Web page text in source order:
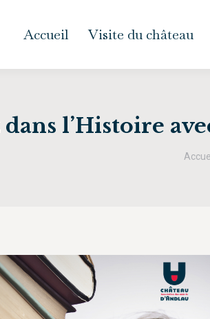
Accueil Visite du château
dans l’Histoire
Vous